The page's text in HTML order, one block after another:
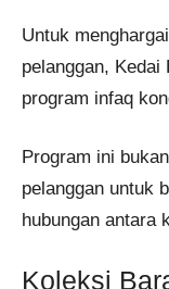
Untuk
pelanggan,
program infaq
Program ini
pelanggan untuk
hubungan antara
Koleksi